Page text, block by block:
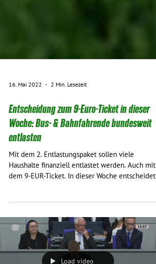
16. Mai 2022 2 Min. Lesezeit
Entscheidung zum 9-Euro-Ticket in dieser
Woche: Bus- & Bahnfahrende bundesweit
entlasten
Mit dem 2. Entlastungspaket sollen viele
dem 9-EUR-Ticket. In dieser Woche